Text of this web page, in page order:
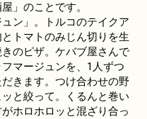
」のことです。
ン」。トルコのテイクア
トマトのみじん切りを生
のピザ。ケバブ屋さんで
マージュンを、1人ずつ
きます。つけ合わせの野
と絞って。くるんと巻い
ホロホロッと混ざり合っ